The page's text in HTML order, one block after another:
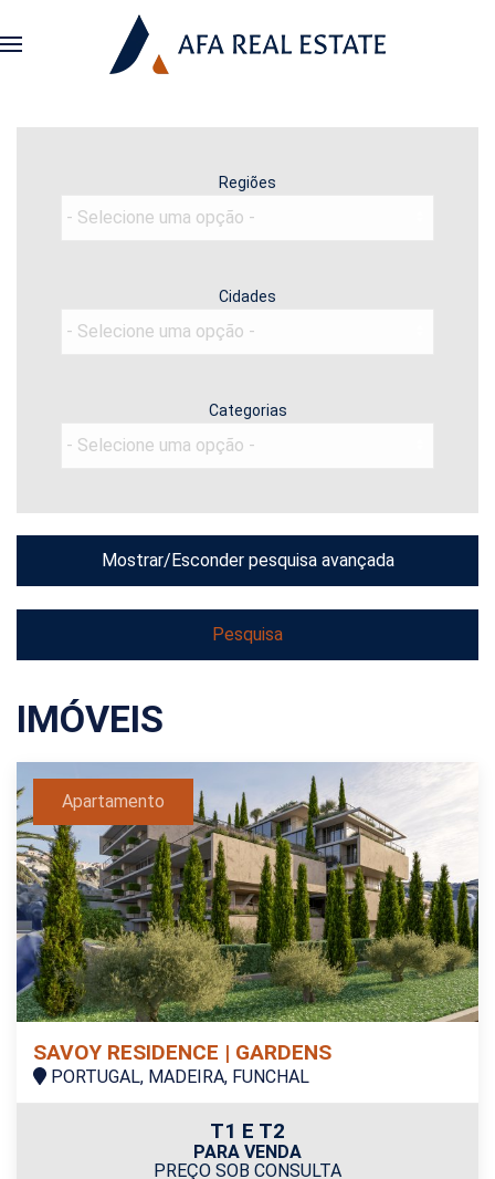
Regiões
Cidades
Categorias
Mostrar/Esconder pesquisa avançada
IMÓVEIS
Apartamento
SAVOY RESIDENCE | GARDENS
PORTUGAL, MADEIRA, FUNCHAL
T1 E T2
PARA VENDA
PREÇO SOB CONSULTA